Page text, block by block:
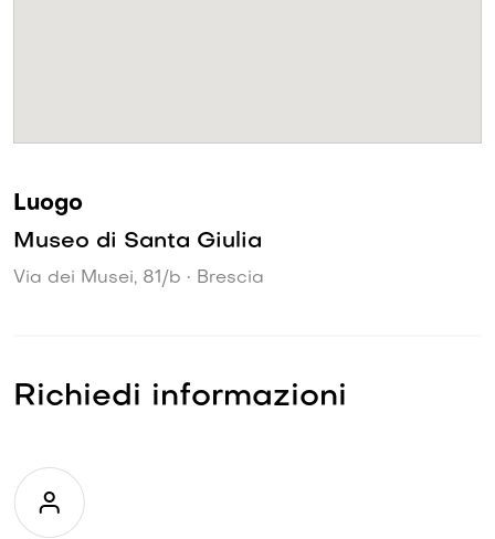
Luogo
Museo di Santa Giulia
Via dei Musei, 81/b • Brescia
Richiedi informazioni